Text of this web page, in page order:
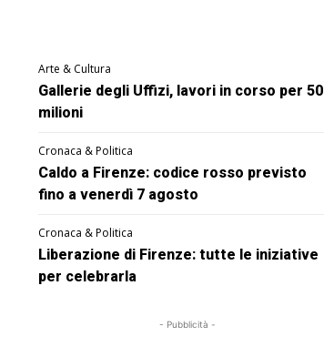
Arte & Cultura
Gallerie degli Uffizi, lavori in corso per 50
milioni
Cronaca & Politica
Caldo a Firenze: codice rosso previsto
fino a venerdì 7 agosto
Cronaca & Politica
Liberazione di Firenze: tutte le iniziative
per celebrarla
- Pubblicità -